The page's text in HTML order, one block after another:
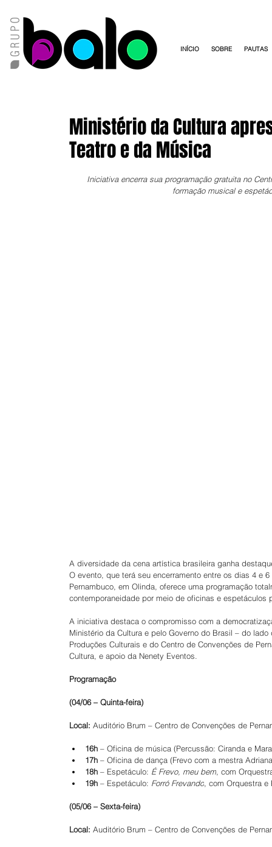
INÍCIO SOBRE PAUTAS
Ministério da Cultura
Teatro e da Música
Iniciativa encerra sua programação gratuita no
formação musical e
A diversidade da cena artística brasileira ganha
O evento, que terá seu encerramento entre os dias 4 e
Pernambuco, em Olinda, oferece uma programação
contemporaneidade por meio de oficinas e espetáculos
A iniciativa destaca o compromisso com a
Ministério da Cultura e pelo Governo do Brasil – do
Produções Culturais e do Centro de Convenções de
Cultura, e apoio da Nenety Eventos.
Programação
(04/06 – Quinta-feira)
Local: Auditório Brum – Centro de Convenções de
16h – Oficina de música (Percussão: Ciranda e
17h – Oficina de dança (Frevo com a mestra
18h – Espetáculo: É Frevo, meu bem , com
19h – Espetáculo: Forró Frevando , com Orquestra
(05/06 – Sexta-feira)
Local: Auditório Brum – Centro de Convenções de